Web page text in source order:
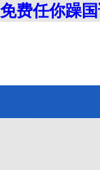
免费任你躁